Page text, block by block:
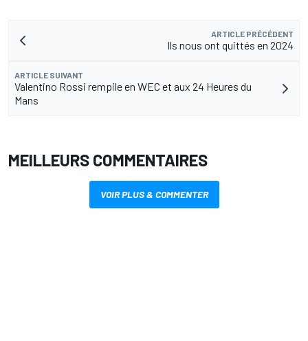
ARTICLE PRÉCÉDENT
Ils nous ont quittés en 2024
ARTICLE SUIVANT
Valentino Rossi rempile en WEC et aux 24 Heures du
Mans
MEILLEURS COMMENTAIRES
VOIR PLUS & COMMENTER